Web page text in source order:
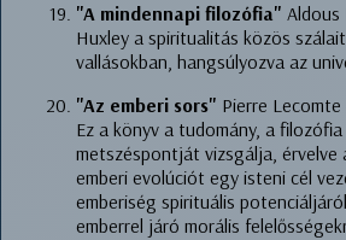
"A mindennapi filozófia" Aldous
Huxley a spiritualitás közös
vallásokban, hangsúlyozva az
"Az emberi sors" Pierre
Ez a könyv a tudomány, a filozófia
metszéspontját vizsgálja, érvelve
emberi evolúciót egy isteni cél
emberiség spirituális
emberrel járó morális